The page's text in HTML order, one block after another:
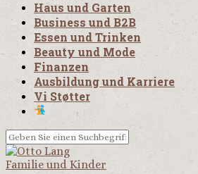
Haus und Garten
Business und B2B
Essen und Trinken
Beauty und Mode
Finanzen
Ausbildung und Karriere
Vi Støtter
Familie und Kinder